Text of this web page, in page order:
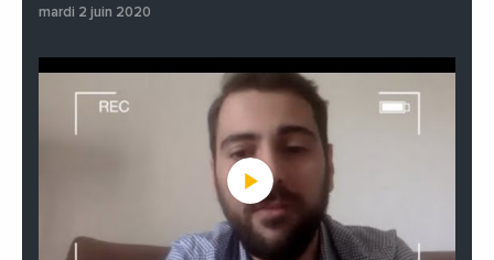
mardi 2 juin 2020